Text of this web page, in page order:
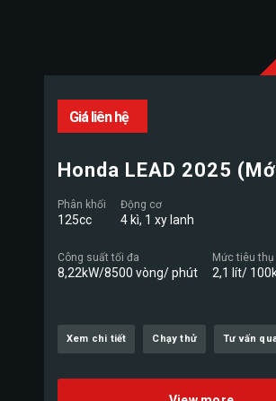
Giá liên hệ
Honda LEAD 2025
Phân khối
125cc
Động cơ
4 kì, 1 xy lanh
Công suất tối đa
8,22kW/8500 vòng/ phút
Mức tiêu
2,1 lít/
Xem chi tiết Chạy thử Tư vấn